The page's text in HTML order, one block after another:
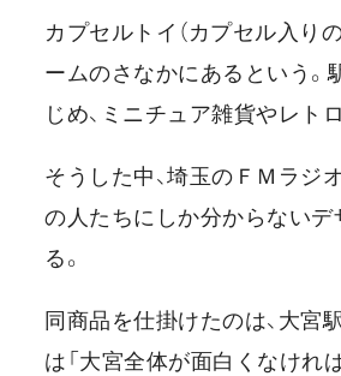
カプセルトイ（カプセル入り
ームのさなかにあるという。
じめ、ミニチュア雑貨やレト
そうした中、埼玉のＦＭラジ
の人たちにしか分からないデ
る。
同商品を仕掛けたのは、大宮
は「大宮全体が面白くなけれ